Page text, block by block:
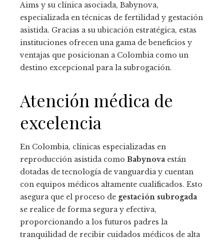
Aims y su clínica asociada, Babynova,
especializada en técnicas de fertilidad y gestación
asistida. Gracias a su ubicación estratégica, estas
instituciones ofrecen una gama de beneficios y
ventajas que posicionan a Colombia como un
destino excepcional para la subrogación.
Atención médica de
excelencia
En Colombia, clínicas especializadas en
reproducción asistida como Babynova están
dotadas de tecnología de vanguardia y cuentan
con equipos médicos altamente cualificados. Esto
asegura que el proceso de gestación subrogada
se realice de forma segura y efectiva,
proporcionando a los futuros padres la
tranquilidad de recibir cuidados médicos de alta